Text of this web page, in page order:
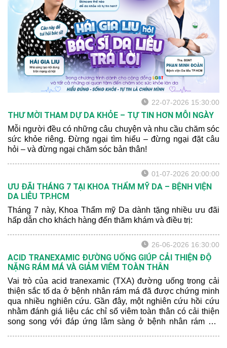
22-07-2026 15:30:00
THƯ MỜI THAM DỰ DA KHỎE – TỰ TIN HƠN MỖI NGÀY
Mỗi người đều có những câu chuyện và nhu cầu chăm sóc
sức khỏe riêng. Đừng ngại tìm hiểu – đừng ngại đặt câu
hỏi – và đừng ngại chăm sóc bản thân!
01-07-2026 20:00:00
ƯU ĐÃI THÁNG 7 TẠI KHOA THẨM MỸ DA – BỆNH VIỆN
DA LIỄU TP.HCM
Tháng 7 này, Khoa Thẩm mỹ Da dành tặng nhiều ưu đãi
hấp dẫn cho khách hàng đến thăm khám và điều trị:
26-06-2026 16:30:00
ACID TRANEXAMIC ĐƯỜNG UỐNG GIÚP CẢI THIỆN ĐỘ
NẶNG RÁM MÁ VÀ GIẢM VIÊM TOÀN THÂN
Vai trò của acid tranexamic (TXA) đường uống trong cải
thiện sắc tố da ở bệnh nhân rám má đã được chứng minh
qua nhiều nghiên cứu. Gần đây, một nghiên cứu hồi cứu
nhằm đánh giá liệu các chỉ số viêm toàn thân có cải thiện
song song với đáp ứng lâm sàng ở bệnh nhân rám má